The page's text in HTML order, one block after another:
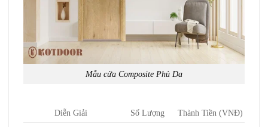
Mẫu cửa Composite Phủ Da
Diễn Giải Số Lượng Thành Tiền (VNĐ)